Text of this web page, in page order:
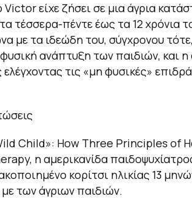
είχε ζήσει σε μια άγρια
τέσσερα-πέντε έως τα 12 χρόνια
με τα ιδεώδη του, σύγχρονου
ανάπτυξη των παιδιών, και
τις «μη φυσικές»
Child»: How Three Principles of
η αμερικανίδα
κορίτσι ηλικίας 13
των άγριων παιδιών.